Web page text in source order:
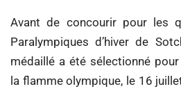
Avant de concourir pour les
Paralympiques d’hiver de
médaillé a été sélectionné
la flamme olympique, le 16